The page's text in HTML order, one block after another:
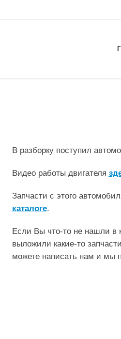
В разборку поступил
Видео работы двигателя
Запчасти с этого
каталоге.
Если Вы что-то не нашли в
выложили какие-то
можете написать нам и мы